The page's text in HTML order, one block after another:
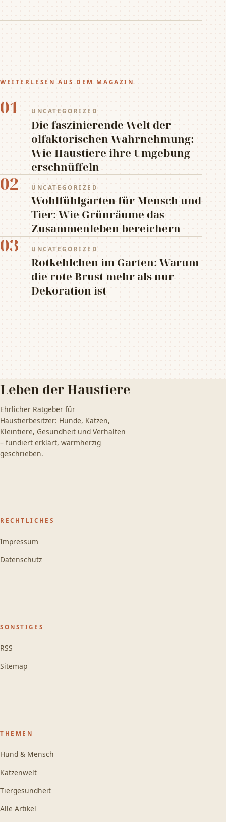
WEITERLESEN AUS DEM MAGAZIN
01 UNCATEGORIZED
Die faszinierende Welt der
olfaktorischen Wahrnehmung:
Wie Haustiere ihre Umgebung
erschnüffeln
02 UNCATEGORIZED
Wohlfühlgarten für Mensch und
Tier: Wie Grünräume das
Zusammenleben bereichern
03 UNCATEGORIZED
Rotkehlchen im Garten: Warum
die rote Brust mehr als nur
Dekoration ist
Leben der Haustiere
Ehrlicher Ratgeber für
Haustierbesitzer: Hunde, Katzen,
Kleintiere, Gesundheit und Verhalten
– fundiert erklärt, warmherzig
geschrieben.
RECHTLICHES
Impressum
Datenschutz
SONSTIGES
RSS
Sitemap
THEMEN
Hund & Mensch
Katzenwelt
Tiergesundheit
Alle Artikel